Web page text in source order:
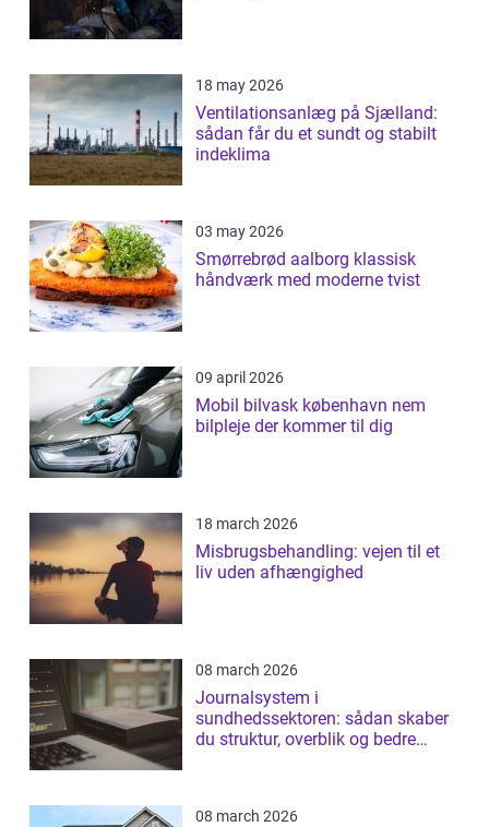
18 may 2026
Ventilationsanlæg på Sjælland:
sådan får du et sundt og stabilt
indeklima
03 may 2026
Smørrebrød aalborg klassisk
håndværk med moderne tvist
09 april 2026
Mobil bilvask københavn nem
bilpleje der kommer til dig
18 march 2026
Misbrugsbehandling: vejen til et
liv uden afhængighed
08 march 2026
Journalsystem i
sundhedssektoren: sådan skaber
du struktur, overblik og bedre
08 march 2026